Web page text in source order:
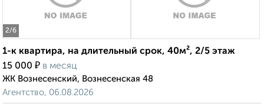
2/6
1-к квартира, на длительный срок, 40м², 2/5 этаж
15 000 ₽ в месяц
ЖК Вознесенский, Вознесенская 48
Агентство, 06.08.2026